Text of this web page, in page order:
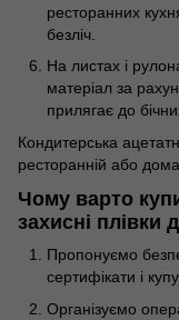
ресторанних
безліч.
На листах і
матеріал за
прилягає до
Кондитерська
ресторанній або
Чому варто
захисні плівки
Пропонуємо
сертифікати і
Організуємо